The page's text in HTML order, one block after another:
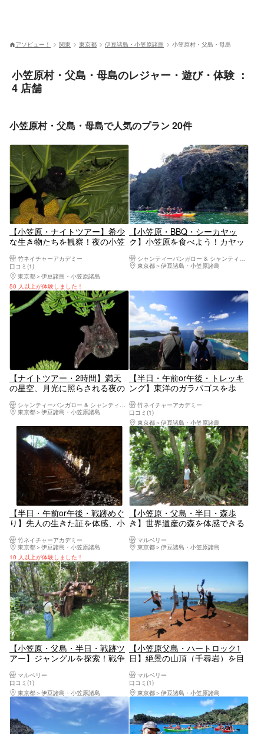
アソビュー！ 関東 東京都 伊豆諸島・小笠原諸島 小笠原村・父島・母島
小笠原村・父島・母島のレジャー・遊び・体験 ：
4 店舗
小笠原村・父島・母島で人気のプラン 20件
【小笠原・ナイトツアー】希少
な生き物たちを観察！夜の小笠
竹ネイチャーアカデミー
口コミ(1)
東京都
伊豆諸島・小笠原諸島
50 人以上が体験しました！
【小笠原・BBQ・シーカヤッ
ク】小笠原を食べよう！カヤッ
シャンティーバンガロー & シャンティーボビーズ
東京都
伊豆諸島・小笠原諸島
【ナイトツアー・2時間】満天
の星空、月光に照らされる夜の
東京都
伊豆諸島・小笠原諸島
【半日・午前or午後・トレッキ
ング】東洋のガラパゴスを歩
竹ネイチャーアカデミー
口コミ(1)
東京都
伊豆諸島・小笠原諸島
【半日・午前or午後・戦跡めぐ
り】先人の生きた証を体感、小
竹ネイチャーアカデミー
東京都
伊豆諸島・小笠原諸島
10 人以上が体験しました！
【小笠原・父島・半日・森歩
き】世界遺産の森を体感できる
マルベリー
東京都
伊豆諸島・小笠原諸島
【小笠原・父島・半日・戦跡ツ
アー】ジャングルを探索！戦争
マルベリー
口コミ(1)
東京都
伊豆諸島・小笠原諸島
【小笠原父島・ハートロック1
日】絶景の山頂（千尋岩）を目
マルベリー
口コミ(1)
東京都
伊豆諸島・小笠原諸島